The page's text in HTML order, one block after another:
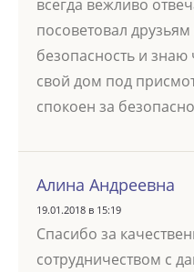
всегда вежливо
посоветовал
безопасность и знаю
свой дом под
спокоен за
Алина Андреевна
19.01.2018 в 15:19
Спасибо за
сотрудничеством с